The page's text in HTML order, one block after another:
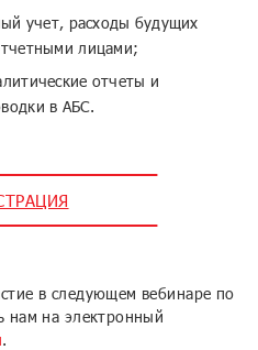
учет, расходы будущих
лицами;
отчеты и
в АБС.
в следующем вебинаре по
нам на электронный
.